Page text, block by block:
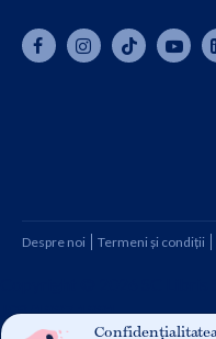
Despre noi Termeni și condiții
J08/1997 1991